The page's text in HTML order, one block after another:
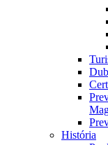
História